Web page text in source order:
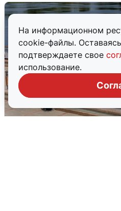
На информационном
cookie-файлы.
подтверждаете свое
использование.